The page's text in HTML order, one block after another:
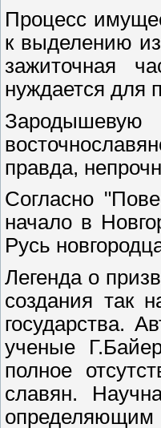
Процесс
к выделению
зажиточная
нуждается для
правда,
Согласно
начало в
Русь
Легенда о
создания так
государства.
ученые
полное
славян.